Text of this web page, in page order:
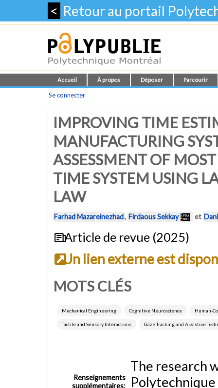
< Retour au portail
Accueil À propos Déposer Parcourir
Se connecter
IMPROVING TIME
MANUFACTURING
ASSESSMENT OF
TIME SYSTEM USING
LAW
Farhad Mazareinezhad, Firdaous Sekkay et
Article de revue (2025)
Un lien externe est
MOTS CLÉS
Mechanical Engineering Cognitive Neuroscience Human-
Tactile and Sensory Interactions Gaze Tracking and Assistive
Renseignements
supplémentaires:
The research